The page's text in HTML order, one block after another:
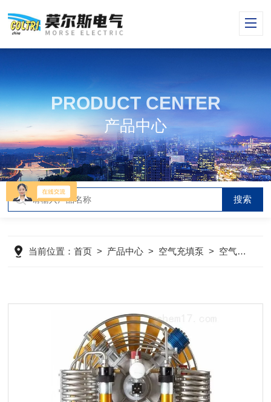
PRODUCT CENTER
产品中心
当前位置：首页 > 产品中心 > 空气充填泵 > 空气压缩机